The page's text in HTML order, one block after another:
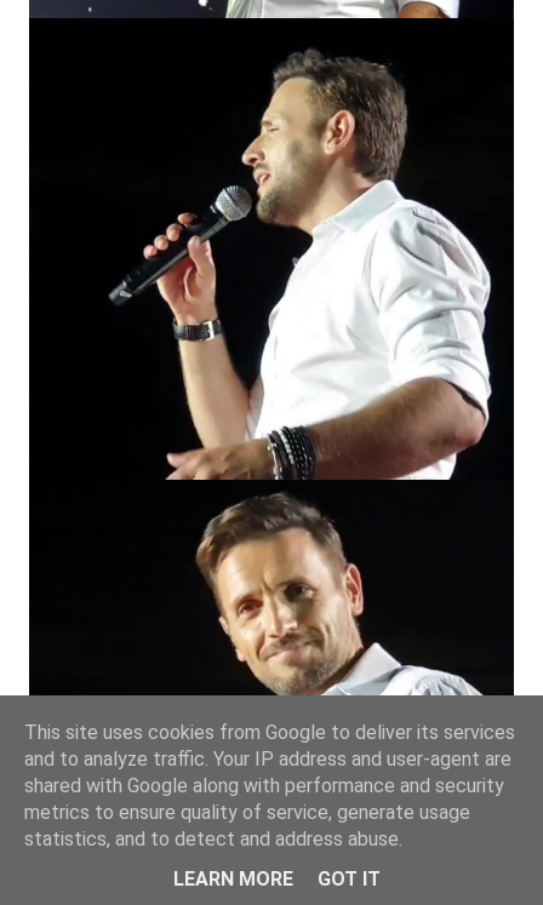
This site uses cookies from Google to deliver its services
and to analyze traffic. Your IP address and user-agent are
shared with Google along with performance and security
metrics to ensure quality of service, generate usage
statistics, and to detect and address abuse.
LEARN MORE
GOT IT